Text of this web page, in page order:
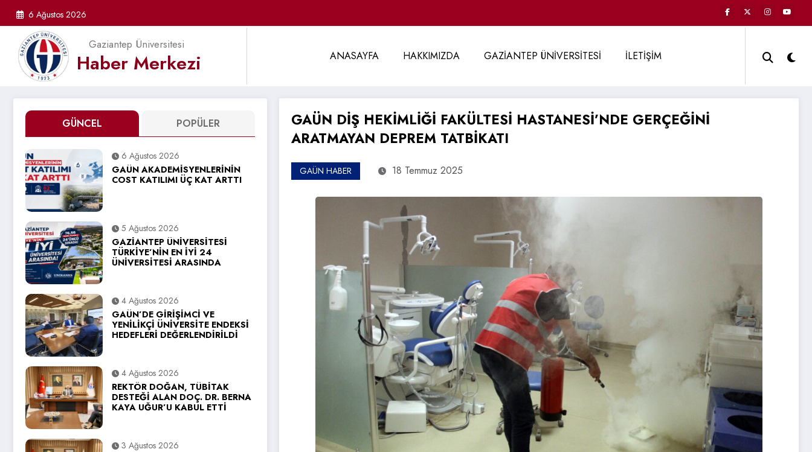
6 Ağustos 2026
Gaziantep Üniversitesi
Haber Merkezi ANASAYFA HAKKIMIZDA GAZİANTEP ÜNİVERSİTESİ İLETİŞİM
GÜNCEL POPÜLER
6 Ağustos 2026
GAÜN AKADEMİSYENLERİNİN
COST KATILIMI ÜÇ KAT ARTTI
5 Ağustos 2026
GAZİANTEP ÜNİVERSİTESİ
TÜRKİYE’NİN EN İYİ 24
ÜNİVERSİTESİ ARASINDA
4 Ağustos 2026
GAÜN’DE GİRİŞİMCİ VE
YENİLİKÇİ ÜNİVERSİTE ENDEKSİ
HEDEFLERİ DEĞERLENDİRİLDİ
4 Ağustos 2026
REKTÖR DOĞAN, TÜBİTAK
DESTEĞİ ALAN DOÇ. DR. BERNA
KAYA UĞUR’U KABUL ETTİ
3 Ağustos 2026
GAÜN DİŞ HEKİMLİĞİ FAKÜLTESİ HASTANESİ’NDE GERÇEĞİNİ
ARATMAYAN DEPREM TATBİKATI
GAÜN HABER 18 Temmuz 2025